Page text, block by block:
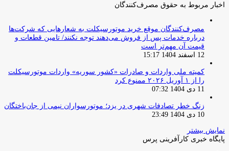
اخبار مربوط به حقوق مصرف‌کنندگان
مصرف‌کنندگان موقع خرید موتورسیکلت به شعارهایی که شرکت‌ها
درباره خدمات پس از فروش می‌دهند توجه نکنند/ تامین قطعات و
قیمت آن مهم‌تر است
12 اسفند 1404 15:17
کمیته ملی واردات و صادرات «کشور سوریه» واردات موتورسیکلت
را از ۱ آوریل ۲۰۲۶ ممنوع کرد
11 دی 1404 07:32
زنگ خطر تصادفات شهری در یزد؛ موتورسواران نیمی از جان‌باختگان
10 دی 1404 23:49
نمایش بیشتر
پایگاه خبری کارآفرینی پرس